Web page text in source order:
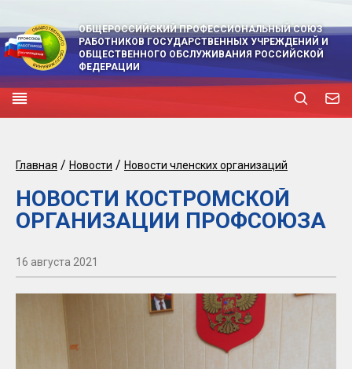
ОБЩЕРОССИЙСКИЙ ПРОФЕССИОНАЛЬНЫЙ СОЮЗ
РАБОТНИКОВ ГОСУДАРСТВЕННЫХ УЧРЕЖДЕНИЙ И
ОБЩЕСТВЕННОГО ОБСЛУЖИВАНИЯ РОССИЙСКОЙ
ФЕДЕРАЦИИ
Главная / Новости / Новости членских организаций
НОВОСТИ КОСТРОМСКОЙ
ОРГАНИЗАЦИИ ПРОФСОЮЗА
16 августа 2021